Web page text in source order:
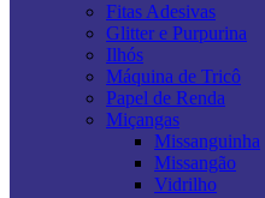
Fitas Adesivas
Glitter e Purpurina
Ilhós
Máquina de Tricô
Papel de Renda
Miçangas
Missanguinha
Missangão
Vidrilho